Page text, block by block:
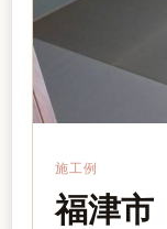
施工例
福津市